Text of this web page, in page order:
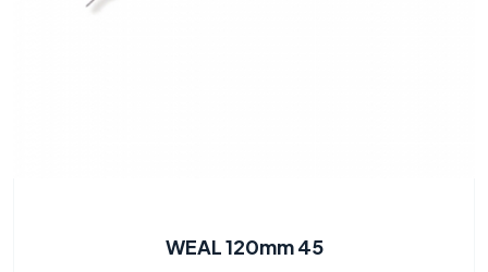
WEAL 120mm 45